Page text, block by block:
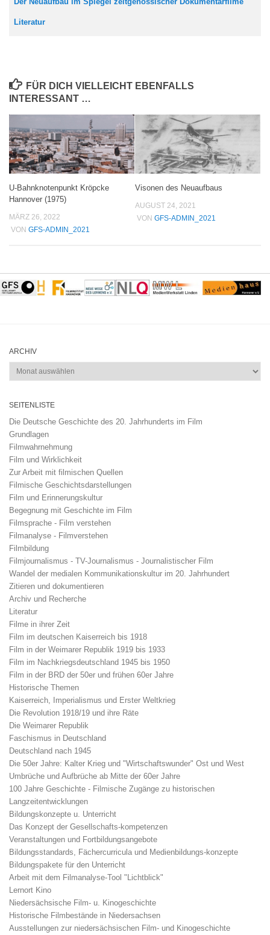
Literatur
FÜR DICH VIELLEICHT EBENFALLS
INTERESSANT …
U-Bahnknotenpunkt Kröpcke
Hannover (1975)
MÄRZ 26, 2022
VON GFS-ADMIN_2021
Visonen des Neuaufbaus
AUGUST 24, 2021
VON GFS-ADMIN_2021
ARCHIV
Archiv
SEITENLISTE
Die Deutsche Geschichte des 20. Jahrhunderts im Film
Grundlagen
Filmwahrnehmung
Film und Wirklichkeit
Zur Arbeit mit filmischen Quellen
Filmische Geschichtsdarstellungen
Film und Erinnerungskultur
Begegnung mit Geschichte im Film
Filmsprache - Film verstehen
Filmanalyse - Filmverstehen
Filmbildung
Filmjournalismus - TV-Journalismus - Journalistischer Film
Wandel der medialen Kommunikationskultur im 20. Jahrhundert
Zitieren und dokumentieren
Archiv und Recherche
Literatur
Filme in ihrer Zeit
Film im deutschen Kaiserreich bis 1918
Film in der Weimarer Republik 1919 bis 1933
Film im Nachkriegsdeutschland 1945 bis 1950
Film in der BRD der 50er und frühen 60er Jahre
Historische Themen
Kaiserreich, Imperialismus und Erster Weltkrieg
Die Revolution 1918/19 und ihre Räte
Die Weimarer Republik
Faschismus in Deutschland
Deutschland nach 1945
Die 50er Jahre: Kalter Krieg und "Wirtschaftswunder" Ost und West
Umbrüche und Aufbrüche ab Mitte der 60er Jahre
100 Jahre Geschichte - Filmische Zugänge zu historischen
Langzeitentwicklungen
Bildungskonzepte u. Unterricht
Das Konzept der Gesellschafts-kompetenzen
Veranstaltungen und Fortbildungsangebote
Bildungsstandards, Fächercurricula und Medienbildungs-konzepte
Bildungspakete für den Unterricht
Arbeit mit dem Filmanalyse-Tool "Lichtblick"
Lernort Kino
Niedersächsische Film- u. Kinogeschichte
Historische Filmbestände in Niedersachsen
Ausstellungen zur niedersächsischen Film- und Kinogeschichte